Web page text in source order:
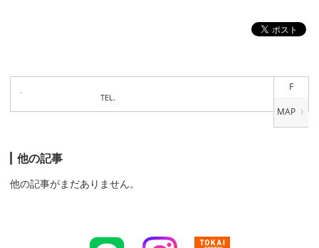
F
TEL.
他の記事
他の記事がまだありません。